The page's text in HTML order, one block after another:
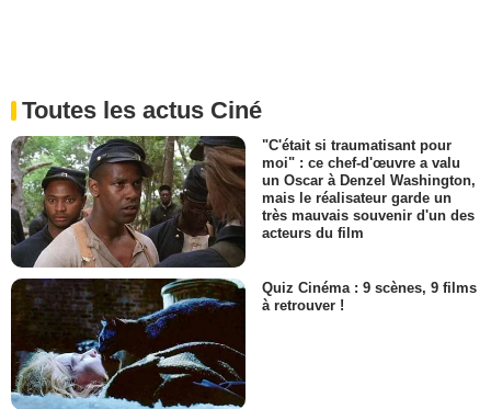
Toutes les actus Ciné
"C'était si traumatisant pour
moi" : ce chef-d'œuvre a valu
un Oscar à Denzel Washington,
mais le réalisateur garde un
très mauvais souvenir d'un des
acteurs du film
Quiz Cinéma : 9 scènes, 9 films
à retrouver !